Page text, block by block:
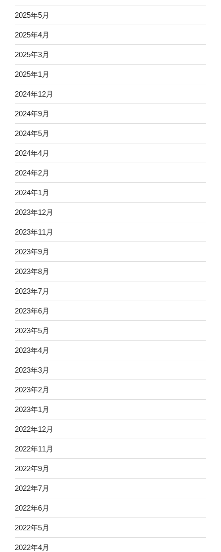
2025年5月
2025年4月
2025年3月
2025年1月
2024年12月
2024年9月
2024年5月
2024年4月
2024年2月
2024年1月
2023年12月
2023年11月
2023年9月
2023年8月
2023年7月
2023年6月
2023年5月
2023年4月
2023年3月
2023年2月
2023年1月
2022年12月
2022年11月
2022年9月
2022年7月
2022年6月
2022年5月
2022年4月